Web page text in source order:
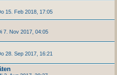
15. Feb 2018, 17:05
7. Nov 2017, 04:05
28. Sep 2017, 16:21